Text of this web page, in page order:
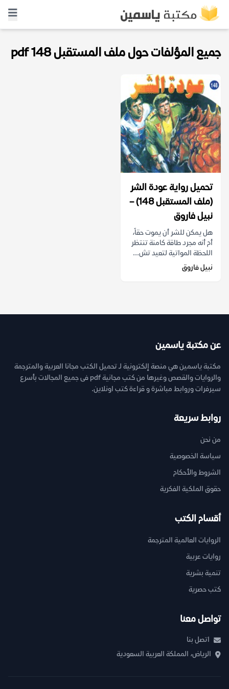
جميع المؤلفات حول ملف المستقبل 148 pdf
تحميل رواية عودة الشر
(ملف المستقبل 148) –
نبيل فاروق
هل يمكن للشر أن يموت حقاً،
أم أنه مجرد طاقة كامنة تنتظر
اللحظة المواتية لتعيد تش...
نبيل فاروق
عن مكتبة ياسمين
مكتبة ياسمين هي منصة إلكترونية لـ تحميل الكتب مجانا العربية والمترجمة
والروايات والقصص وغيرها من كتب مجانية pdf فى جميع المجالات بأسرع
سيرفرات وروابط مباشرة و قراءة كتب اونلاين.
روابط سريعة
من نحن
سياسة الخصوصية
الشروط والأحكام
حقوق الملكية الفكرية
أقسام الكتب
الروايات العالمية المترجمة
روايات عربية
تنمية بشرية
كتب حصرية
تواصل معنا
اتصل بنا
الرياض، المملكة العربية السعودية